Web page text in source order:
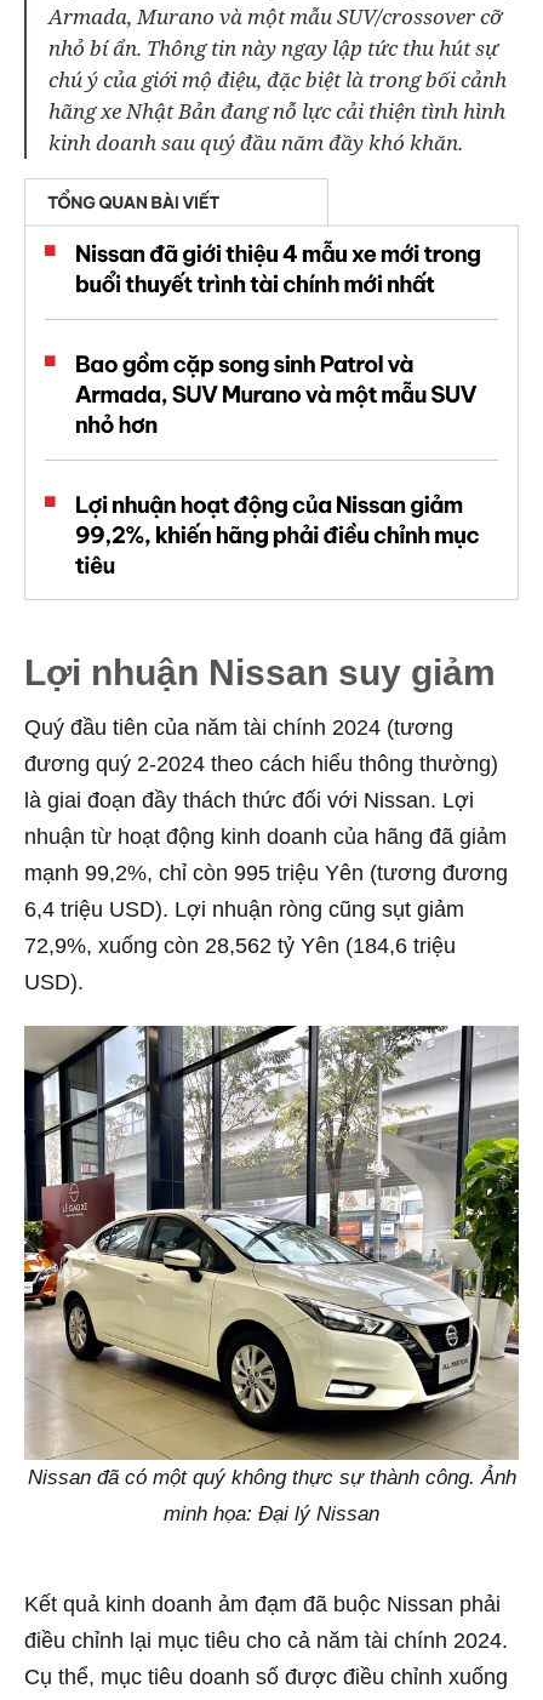
Armada, Murano và một mẫu SUV/crossover cỡ
nhỏ bí ẩn. Thông tin này ngay lập tức thu hút sự
chú ý của giới mộ điệu, đặc biệt là trong bối cảnh
hãng xe Nhật Bản đang nỗ lực cải thiện tình hình
kinh doanh sau quý đầu năm đầy khó khăn.
Lợi nhuận Nissan suy giảm
Quý đầu tiên của năm tài chính 2024 (tương
đương quý 2-2024 theo cách hiểu thông thường)
là giai đoạn đầy thách thức đối với Nissan. Lợi
nhuận từ hoạt động kinh doanh của hãng đã giảm
mạnh 99,2%, chỉ còn 995 triệu Yên (tương đương
6,4 triệu USD). Lợi nhuận ròng cũng sụt giảm
72,9%, xuống còn 28,562 tỷ Yên (184,6 triệu
USD).
Nissan đã có một quý không thực sự thành công. Ảnh
minh họa: Đại lý Nissan
Kết quả kinh doanh ảm đạm đã buộc Nissan phải
điều chỉnh lại mục tiêu cho cả năm tài chính 2024.
Cụ thể, mục tiêu doanh số được điều chỉnh xuống